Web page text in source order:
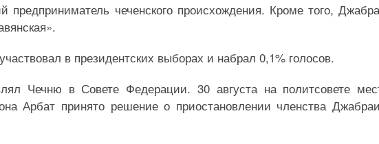
чеченского происхождения. Кроме того,
в президентских выборах и набрал 0,1% голосов.
Чечню в Совете Федерации. 30 августа на политсовете
Арбат принято решение о приостановлении членства